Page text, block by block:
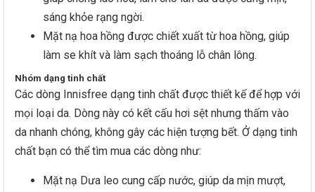
sáng khỏe rạng ngời.
Mặt nạ hoa hồng được chiết xuất từ hoa hồng, giúp
làm se khít và làm sạch thoáng lỗ chân lông.
Nhóm dạng tinh chất
Các dòng Innisfree dạng tinh chất được thiết kế để hợp với
mọi loại da. Dòng này có kết cấu hơi sệt nhưng thấm vào
da nhanh chóng, không gây các hiện tượng bết. Ở dạng tinh
chất bạn có thể tìm mua các dòng như:
Mặt nạ Dưa leo cung cấp nước, giúp da mịn mượt,